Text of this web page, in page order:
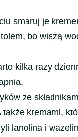
smaruj je
bo wiążą
kilka razy
ze
także kremami,
lanolina i